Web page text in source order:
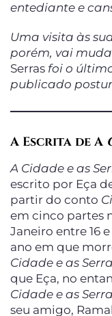
entediante e
Uma visita às
porém, vai
Serras foi o
publicado
A Escrita de A
A Cidade e as
escrito por Eça
partir do conto
em cinco partes
Janeiro entre 16
ano em que
Cidade e as
que Eça, no
Cidade e as
seu amigo,